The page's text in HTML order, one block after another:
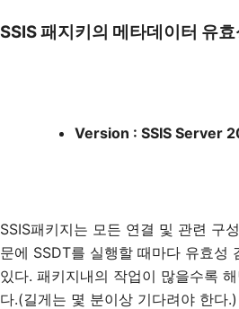
SSIS 패지키의 메타데이터 유
Version : SSIS Server
SSIS패키지는 모든 연결 및 관련 구
문에 SSDT를 실행할 때마다 유효성
있다. 패키지내의 작업이 많을수록
다.(길게는 몇 분이상 기다려야 한다